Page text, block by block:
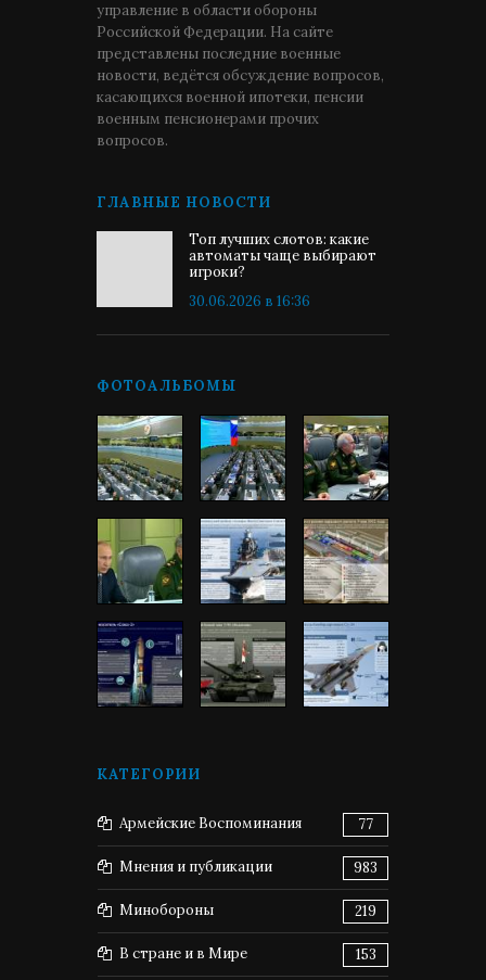
управление в области обороны
Российской Федерации. На сайте
представлены последние военные
новости, ведётся обсуждение вопросов,
касающихся военной ипотеки, пенсии
военным пенсионерами прочих
вопросов.
ГЛАВНЫЕ НОВОСТИ
Топ лучших слотов: какие
автоматы чаще выбирают
игроки?
30.06.2026 в 16:36
ФОТОАЛЬБОМЫ
КАТЕГОРИИ
Армейские Воспоминания 77
Мнения и публикации 983
Минобороны 219
В стране и в Мире 153